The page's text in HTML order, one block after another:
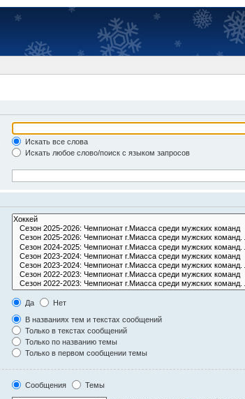
Искать все слова
Искать любое слово/поиск с языком запросов
Да
Нет
В названиях тем и текстах сообщений
Только в текстах сообщений
Только по названию темы
Только в первом сообщении темы
Сообщения
Темы